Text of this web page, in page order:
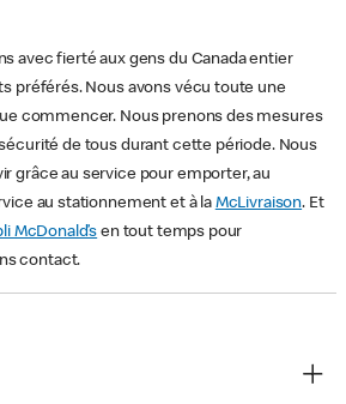
avec fierté aux gens du Canada entier
préférés. Nous avons vécu toute une
commencer. Nous prenons des mesures
de tous durant cette période. Nous
grâce au service pour emporter, au
au stationnement et à la McLivraison. Et
McDonald’s en tout temps pour
contact.